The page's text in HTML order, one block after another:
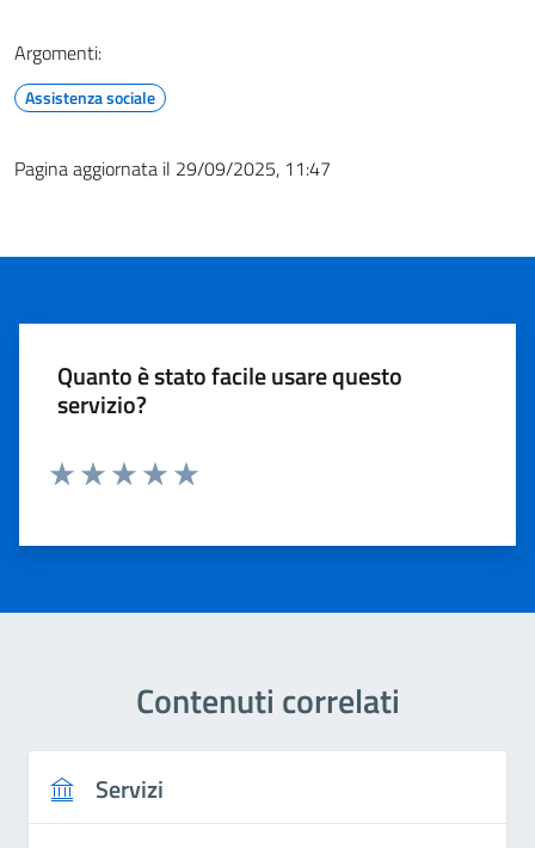
Argomenti:
Assistenza sociale
Pagina aggiornata il 29/09/2025, 11:47
Quanto è stato facile usare questo
servizio?
Contenuti correlati
Servizi